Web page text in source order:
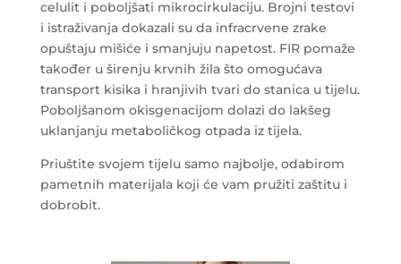
celulit i poboljšati mikrocirkulaciju. Brojni testovi
i istraživanja dokazali su da infracrvene zrake
opuštaju mišiće i smanjuju napetost. FIR pomaže
također u širenju krvnih žila što omogućava
transport kisika i hranjivih tvari do stanica u tijelu.
Poboljšanom okisgenacijom dolazi do lakšeg
uklanjanju metaboličkog otpada iz tijela.
Priuštite svojem tijelu samo najbolje, odabirom
pametnih materijala koji će vam pružiti zaštitu i
dobrobit.